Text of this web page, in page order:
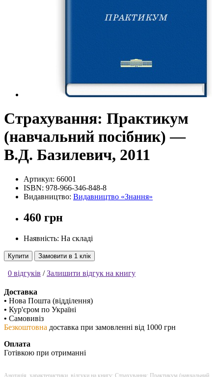
Страхування: Практикум
(навчальний посібник) —
В.Д. Базилевич, 2011
Артикул: 66001
ISBN: 978-966-346-848-8
Видавництво: Видавництво «Знання»
460 грн
Наявність: На складі
Купити Замовити в 1 клік
0 відгуків /Залишити відгук на книгу
Доставка
• Нова Пошта (відділення)
• Кур'єром по Україні
• Самовивіз
Безкоштовна доставка при замовленні від 1000 грн
Оплата
Готівкою при отриманні
Анотація, характеристики, відгуки на книгу: Страхування: Практикум (навчальний